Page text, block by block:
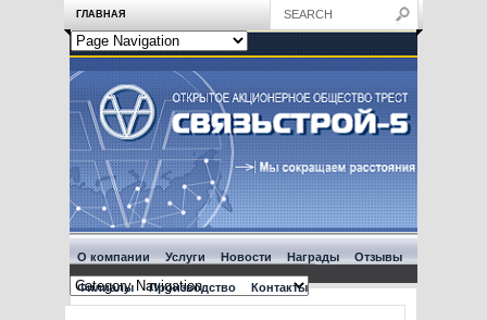
ГЛАВНАЯ
О компании Услуги Новости Награды Отзывы
Филиалы Производство Контакты